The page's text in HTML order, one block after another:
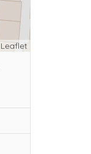
Leaflet